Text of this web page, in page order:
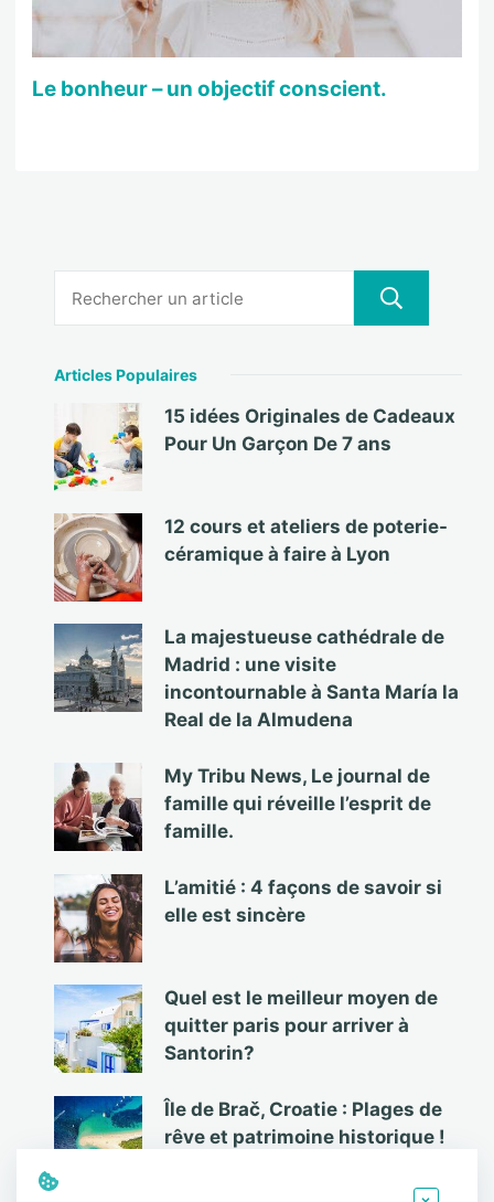
Le bonheur – un objectif conscient.
Articles Populaires
15 idées Originales de Cadeaux
Pour Un Garçon De 7 ans
12 cours et ateliers de poterie-
céramique à faire à Lyon
La majestueuse cathédrale de
Madrid : une visite
incontournable à Santa María la
Real de la Almudena
My Tribu News, Le journal de
famille qui réveille l’esprit de
famille.
L’amitié : 4 façons de savoir si
elle est sincère
Quel est le meilleur moyen de
quitter paris pour arriver à
Santorin?
Île de Brač, Croatie : Plages de
rêve et patrimoine historique !